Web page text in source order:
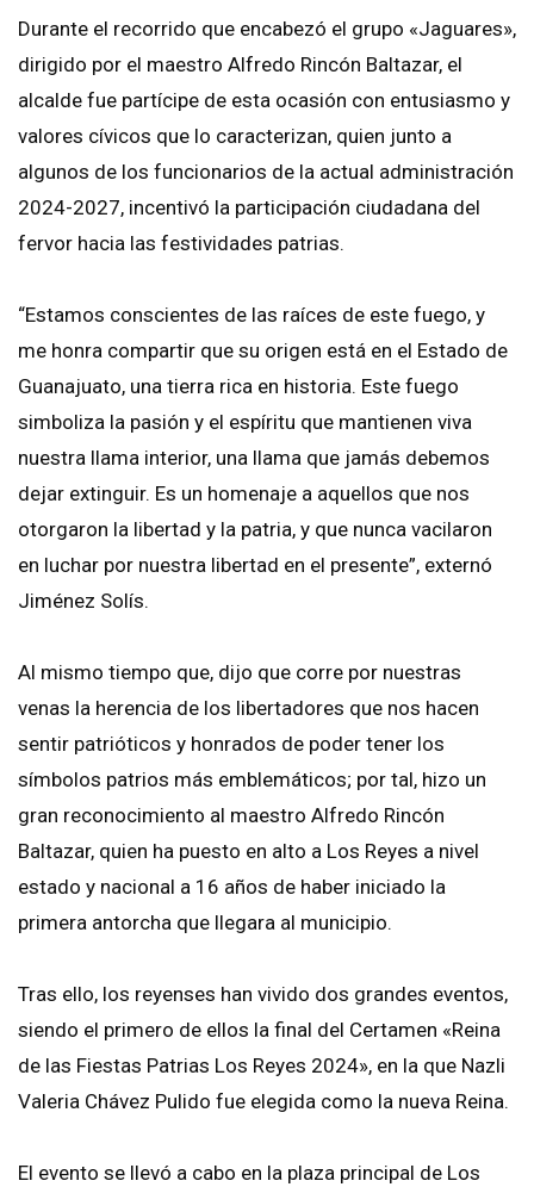
Durante el recorrido que encabezó el grupo «Jaguares»,
dirigido por el maestro Alfredo Rincón Baltazar, el
alcalde fue partícipe de esta ocasión con entusiasmo y
valores cívicos que lo caracterizan, quien junto a
algunos de los funcionarios de la actual administración
2024-2027, incentivó la participación ciudadana del
fervor hacia las festividades patrias.
“Estamos conscientes de las raíces de este fuego, y
me honra compartir que su origen está en el Estado de
Guanajuato, una tierra rica en historia. Este fuego
simboliza la pasión y el espíritu que mantienen viva
nuestra llama interior, una llama que jamás debemos
dejar extinguir. Es un homenaje a aquellos que nos
otorgaron la libertad y la patria, y que nunca vacilaron
en luchar por nuestra libertad en el presente”, externó
Jiménez Solís.
Al mismo tiempo que, dijo que corre por nuestras
venas la herencia de los libertadores que nos hacen
sentir patrióticos y honrados de poder tener los
símbolos patrios más emblemáticos; por tal, hizo un
gran reconocimiento al maestro Alfredo Rincón
Baltazar, quien ha puesto en alto a Los Reyes a nivel
estado y nacional a 16 años de haber iniciado la
primera antorcha que llegara al municipio.
Tras ello, los reyenses han vivido dos grandes eventos,
siendo el primero de ellos la final del Certamen «Reina
de las Fiestas Patrias Los Reyes 2024», en la que Nazli
Valeria Chávez Pulido fue elegida como la nueva Reina.
El evento se llevó a cabo en la plaza principal de Los